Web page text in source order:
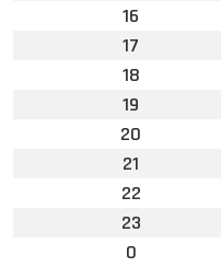
16
17
18
19
20
21
22
23
0